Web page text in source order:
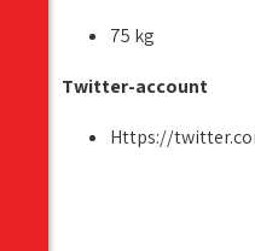
75 kg
Twitter-account
Https://